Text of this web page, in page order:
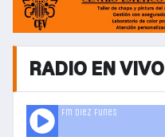
RADIO EN VIVO